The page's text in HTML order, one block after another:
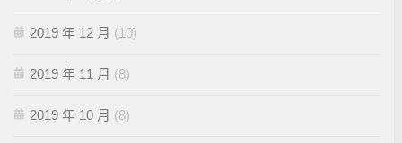
2019 年 12 月 (10)
2019 年 11 月 (8)
2019 年 10 月 (8)